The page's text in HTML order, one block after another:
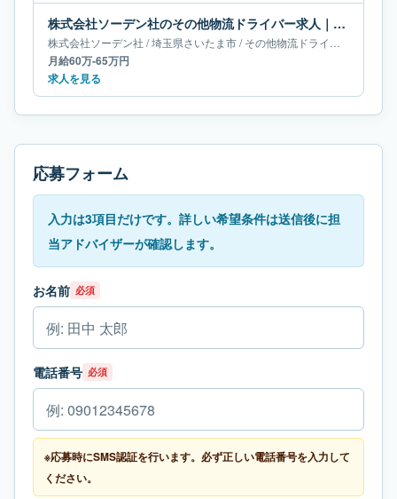
株式会社ソーデン社のその他物流ドライバー求人｜埼玉県さいたま市｜月給60万-65万円
株式会社ソーデン社 /埼玉県さいたま市/その他物流ドライバー
月給60万-65万円
求人を見る
応募フォーム
入力は3項目だけです。詳しい希望条件は送信後に担
当アドバイザーが確認します。
お名前 必須
電話番号 必須
※応募時にSMS認証を行います。必ず正しい電話番号を入力して
ください。